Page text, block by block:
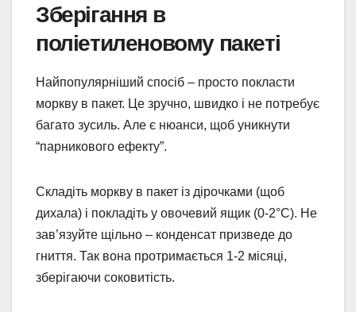
Зберігання в
поліетиленовому пакеті
Найпопулярніший спосіб – просто покласти
моркву в пакет. Це зручно, швидко і не потребує
багато зусиль. Але є нюанси, щоб уникнути
“парникового ефекту”.
Складіть моркву в пакет із дірочками (щоб
дихала) і покладіть у овочевий ящик (0-2°C). Не
зав’язуйте щільно – конденсат призведе до
гниття. Так вона протримається 1-2 місяці,
зберігаючи соковитість.